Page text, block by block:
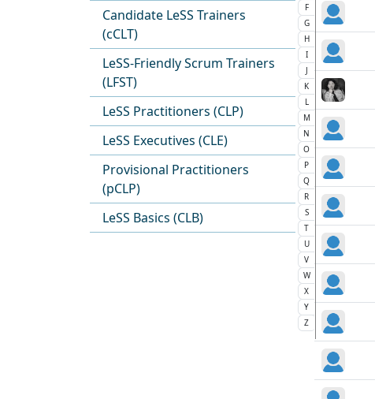
Candidate LeSS Trainers
(cCLT)
LeSS-Friendly Scrum Trainers
(LFST)
LeSS Practitioners (CLP)
LeSS Executives (CLE)
Provisional Practitioners
(pCLP)
LeSS Basics (CLB)
F
G
H
I
J
K
L
M
N
O
P
Q
R
S
T
U
V
W
X
Y
Z